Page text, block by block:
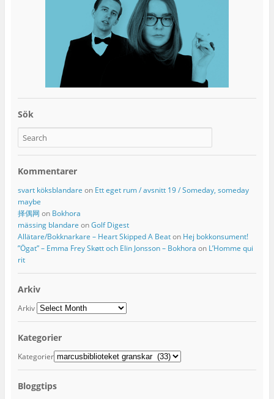
Sök
Kommentarer
svart köksblandare on Ett eget rum / avsnitt 19 / Someday, someday
maybe
择偶网 on Bokhora
mässing blandare onGolf Digest
Allätare/Bokknarkare – Heart Skipped A Beaton Hej bokkonsument!
”Ögat” – Emma Frey Skøtt och Elin Jonsson – Bokhora on L’Homme qui
rit
Arkiv
Arkiv
Kategorier
Kategorier
Bloggtips